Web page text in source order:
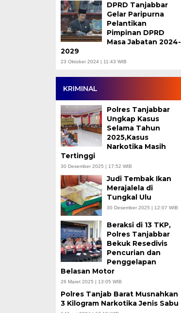
DPRD Tanjabbar
Gelar Paripurna
Pelantikan
Pimpinan DPRD
Masa Jabatan 2024-
2029
23 Oktober 2024 | 11:43 WIB
KRIMINAL
Polres Tanjabbar
Ungkap Kasus
Selama Tahun
2025,Kasus
Narkotika Masih
Tertinggi
30 Desember 2025 | 17:52 WIB
Judi Tembak Ikan
Merajalela di
Tungkal Ulu
30 Desember 2025 | 12:07 WIB
Beraksi di 13 TKP,
Polres Tanjabbar
Bekuk Resedivis
Pencurian dan
Penggelapan
Belasan Motor
26 Maret 2025 | 13:05 WIB
Polres Tanjab Barat Musnahkan
3 Kilogram Narkotika Jenis Sabu